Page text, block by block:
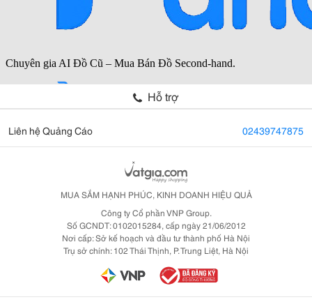
Hỗ trợ
Liên hệ Quảng Cáo 02439747875
MUA SẮM HẠNH PHÚC, KINH DOANH HIỆU QUẢ
Công ty Cổ phần VNP Group.
Số GCNDT: 0102015284, cấp ngày 21/06/2012
Nơi cấp: Sở kế hoạch và đầu tư thành phố Hà Nội
Trụ sở chính: 102 Thái Thịnh, P. Trung Liệt, Hà Nội